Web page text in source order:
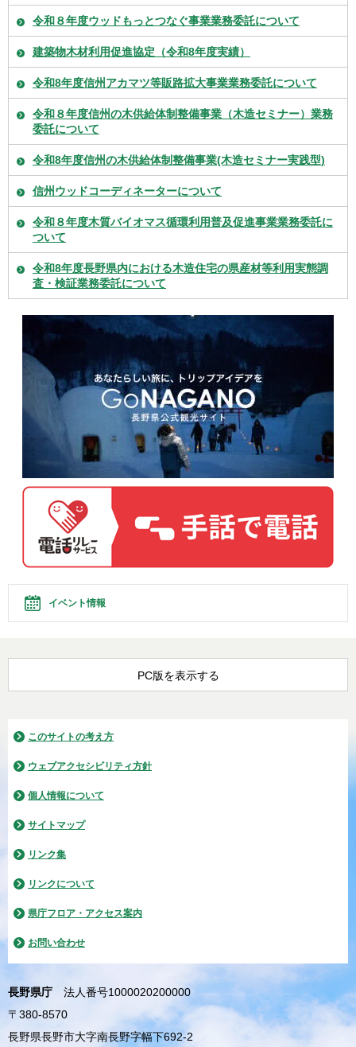
令和８年度ウッドもっとつなぐ事業業務委託について
建築物木材利用促進協定（令和8年度実績）
令和8年度信州アカマツ等販路拡大事業業務委託について
令和８年度信州の木供給体制整備事業（木造セミナー）業務
委託について
令和8年度信州の木供給体制整備事業(木造セミナー実践型)
信州ウッドコーディネーターについて
令和８年度木質バイオマス循環利用普及促進事業業務委託に
ついて
令和8年度長野県内における木造住宅の県産材等利用実態調
査・検証業務委託について
イベント情報
PC版を表示する
このサイトの考え方
ウェブアクセシビリティ方針
個人情報について
サイトマップ
リンク集
リンクについて
県庁フロア・アクセス案内
お問い合わせ
長野県庁
法人番号1000020200000
〒380-8570
長野県長野市大字南長野字幅下692-2